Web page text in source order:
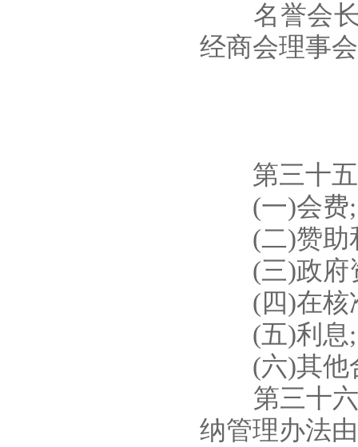
名誉会长
经商会理事
第三十五
(一)会费;
(二)赞助
(三)政府
(四)在核准
(五)利息;
(六)其他
第三十六
纳管理办法